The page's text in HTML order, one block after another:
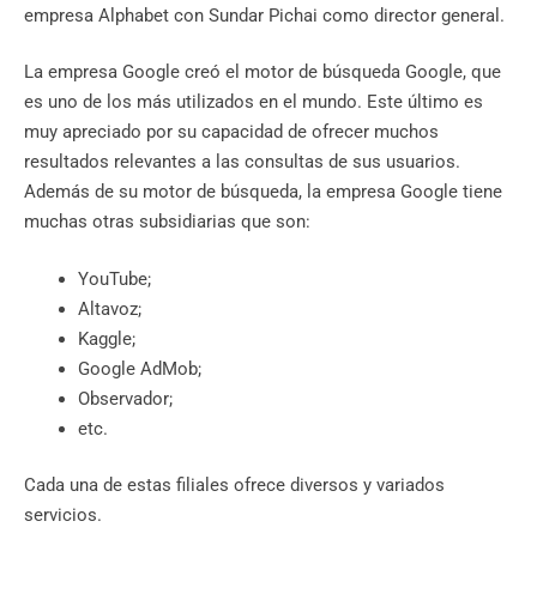
empresa Alphabet con Sundar Pichai como director general.
La empresa Google creó el motor de búsqueda Google, que
es uno de los más utilizados en el mundo. Este último es
muy apreciado por su capacidad de ofrecer muchos
resultados relevantes a las consultas de sus usuarios.
Además de su motor de búsqueda, la empresa Google tiene
muchas otras subsidiarias que son:
YouTube;
Altavoz;
Kaggle;
Google AdMob;
Observador;
etc.
Cada una de estas filiales ofrece diversos y variados
servicios.